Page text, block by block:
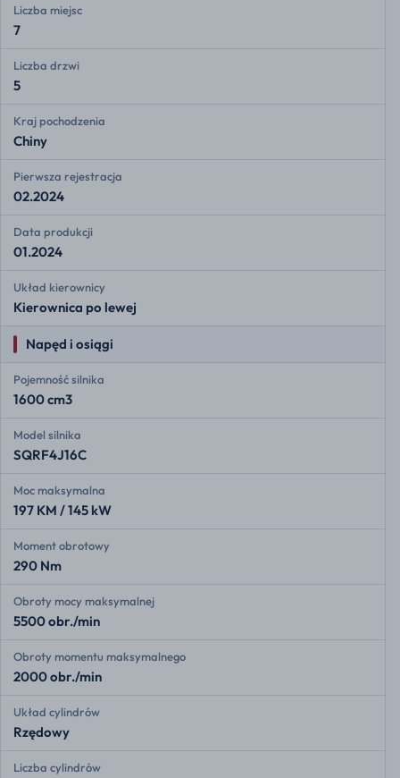
Liczba miejsc
7
Liczba drzwi
5
Kraj pochodzenia
Chiny
Pierwsza rejestracja
02.2024
Data produkcji
01.2024
Układ kierownicy
Kierownica po lewej
Napęd i osiągi
Pojemność silnika
1600 cm3
Model silnika
SQRF4J16C
Moc maksymalna
197 KM / 145 kW
Moment obrotowy
290 Nm
Obroty mocy maksymalnej
5500 obr./min
Obroty momentu maksymalnego
2000 obr./min
Układ cylindrów
Rzędowy
Liczba cylindrów